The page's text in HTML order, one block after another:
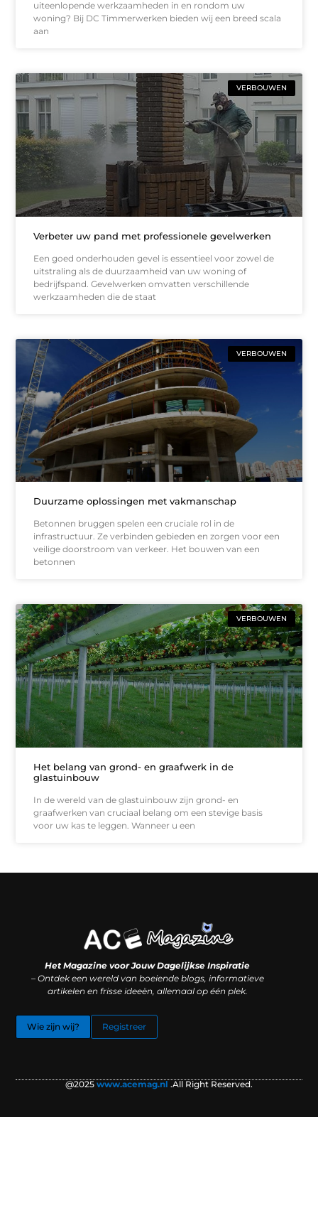
uiteenlopende werkzaamheden in en rondom uw
woning? Bij DC Timmerwerken bieden wij een breed scala
aan
VERBOUWEN
Verbeter uw pand met professionele gevelwerken
Een goed onderhouden gevel is essentieel voor zowel de
uitstraling als de duurzaamheid van uw woning of
bedrijfspand. Gevelwerken omvatten verschillende
werkzaamheden die de staat
VERBOUWEN
Duurzame oplossingen met vakmanschap
Betonnen bruggen spelen een cruciale rol in de
infrastructuur. Ze verbinden gebieden en zorgen voor een
veilige doorstroom van verkeer. Het bouwen van een
betonnen
VERBOUWEN
Het belang van grond- en graafwerk in de
glastuinbouw
In de wereld van de glastuinbouw zijn grond- en
graafwerken van cruciaal belang om een stevige basis
voor uw kas te leggen. Wanneer u een
Het Magazine voor Jouw Dagelijkse Inspiratie
– Ontdek een wereld van boeiende blogs, informatieve
artikelen en frisse ideeën, allemaal op één plek.
Wie zijn wij? Registreer
@2025www.acemag.nl .All Right Reserved.